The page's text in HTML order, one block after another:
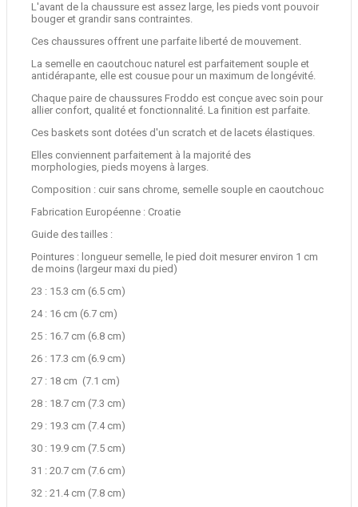
L'avant de la chaussure est assez large, les pieds vont pouvoir
bouger et grandir sans contraintes.
Ces chaussures offrent une parfaite liberté de mouvement.
La semelle en caoutchouc naturel est parfaitement souple et
antidérapante, elle est cousue pour un maximum de longévité.
Chaque paire de chaussures Froddo est conçue avec soin pour
allier confort, qualité et fonctionnalité. La finition est parfaite.
Ces baskets sont dotées d'un scratch et de lacets élastiques.
Elles conviennent parfaitement à la majorité des
morphologies, pieds moyens à larges.
Composition : cuir sans chrome, semelle souple en caoutchouc
Fabrication Européenne : Croatie
Guide des tailles :
Pointures : longueur semelle, le pied doit mesurer environ 1 cm
de moins (largeur maxi du pied)
23 : 15.3 cm (6.5 cm)
24 : 16 cm (6.7 cm)
25 : 16.7 cm (6.8 cm)
26 : 17.3 cm (6.9 cm)
27 : 18 cm (7.1 cm)
28 : 18.7 cm (7.3 cm)
29 : 19.3 cm (7.4 cm)
30 : 19.9 cm (7.5 cm)
31 : 20.7 cm (7.6 cm)
32 : 21.4 cm (7.8 cm)